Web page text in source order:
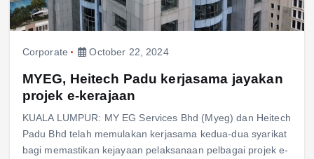
Corporate October 22, 2024
MYEG, Heitech Padu kerjasama jayakan
projek e-kerajaan
KUALA LUMPUR: MY EG Services Bhd (Myeg) dan Heitech
Padu Bhd telah memulakan kerjasama kedua-dua syarikat
bagi memastikan kejayaan pelaksanaan pelbagai projek e-